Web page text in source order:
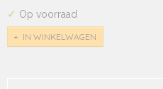
✓ Op voorraad
IN WINKELWAGEN